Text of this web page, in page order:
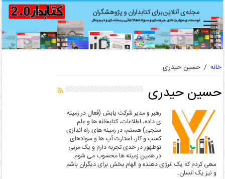
خانه / حسین حیدری
حسین حیدری
رهبر و مدیر شرکت یابش (فعال در زمینه
ی داده، اطلاعات، کتابخانه ها و علم
سنجی) هستم، در زمینه های راه اندازی
کسب و کار، استارت آپ ها و سوادهای
نوظهور در حدی تجربه دارم و یک مربی
در همین زمینه ها محسوب می شوم.
سعی کردم که یک انرژی دهنده و الهام بخش برای دیگران باشم
و نیز یک انسان.